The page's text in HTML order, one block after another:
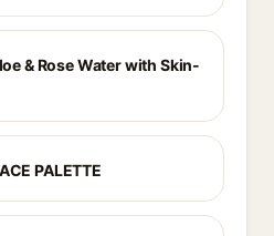
& Rose Water with Skin-
PALETTE